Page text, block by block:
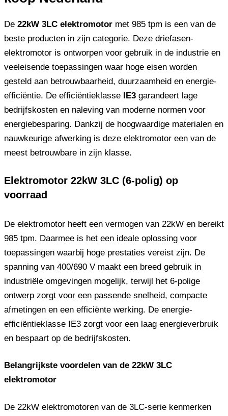
De 22kW 3LC elektromotor met 985 tpm is een van de
beste producten in zijn categorie. Deze driefasen-
elektromotor is ontworpen voor gebruik in de industrie en
veeleisende toepassingen waar hoge eisen worden
gesteld aan betrouwbaarheid, duurzaamheid en energie-
efficiëntie. De efficiëntieklasse
IE3 garandeert lage
bedrijfskosten en naleving van moderne normen voor
energiebesparing. Dankzij de hoogwaardige materialen en
nauwkeurige afwerking is deze elektromotor een van de
meest betrouwbare in zijn klasse.
Elektromotor 22kW 3LC (6-polig) op
voorraad
De elektromotor heeft een vermogen van 22kW en bereikt
985 tpm. Daarmee is het een ideale oplossing voor
toepassingen waarbij hoge prestaties vereist zijn. De
spanning van 400/690 V maakt een breed gebruik in
industriële omgevingen mogelijk, terwijl het 6-polige
ontwerp zorgt voor een passende snelheid, compacte
afmetingen en een efficiënte werking. De energie-
efficiëntieklasse IE3 zorgt voor een laag energieverbruik
en bespaart op de bedrijfskosten.
Belangrijkste voordelen van de 22kW 3LC
elektromotor
De 22kW elektromotoren van de 3LC-serie kenmerken